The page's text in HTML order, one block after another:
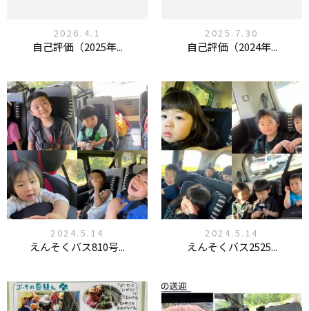
2026.4.1
自己評価（2025年...
2025.7.30
自己評価（2024年...
2024.5.14
えんそくバス810号...
2024.5.14
えんそくバス2525...